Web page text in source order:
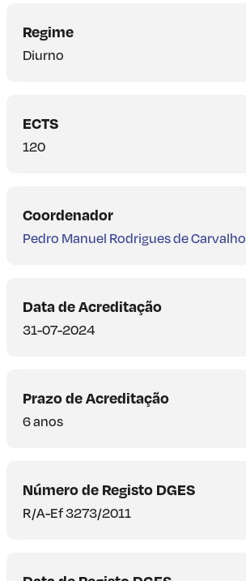
Regime
Diurno
ECTS
120
Coordenador
Pedro Manuel Rodrigues de Carvalho
Data de Acreditação
31-07-2024
Prazo de Acreditação
6 anos
Número de Registo DGES
R/A-Ef 3273/2011